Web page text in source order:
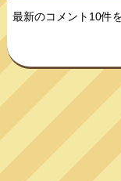
最新のコメント10件